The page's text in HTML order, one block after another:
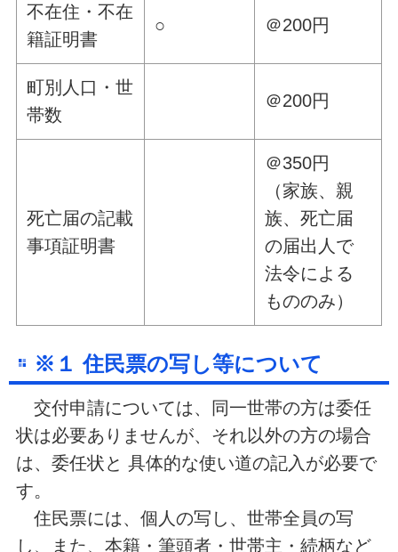
不在住・不在
籍証明書
○ ＠200円
町別人口・世
帯数
＠200円
死亡届の記載
事項証明書
＠350円
（家族、親
族、死亡届
の届出人で
法令による
もののみ）
※ １ 住民票の写し等について
交付申請については、同一世帯の方は委任
状は必要ありませんが、それ以外の方の場合
は、委任状と 具体的な使い道の記入が必要で
す。
住民票には、個人の写し、世帯全員の写
し、また、本籍・筆頭者・世帯主・続柄など